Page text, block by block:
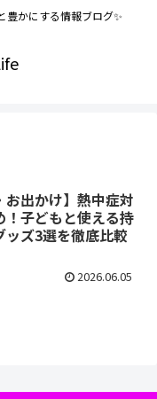
豊かにする情報ブログ✨
お出かけ】熱中症対
！子どもと使える持
ッズ3選を徹底比較
2026.06.05